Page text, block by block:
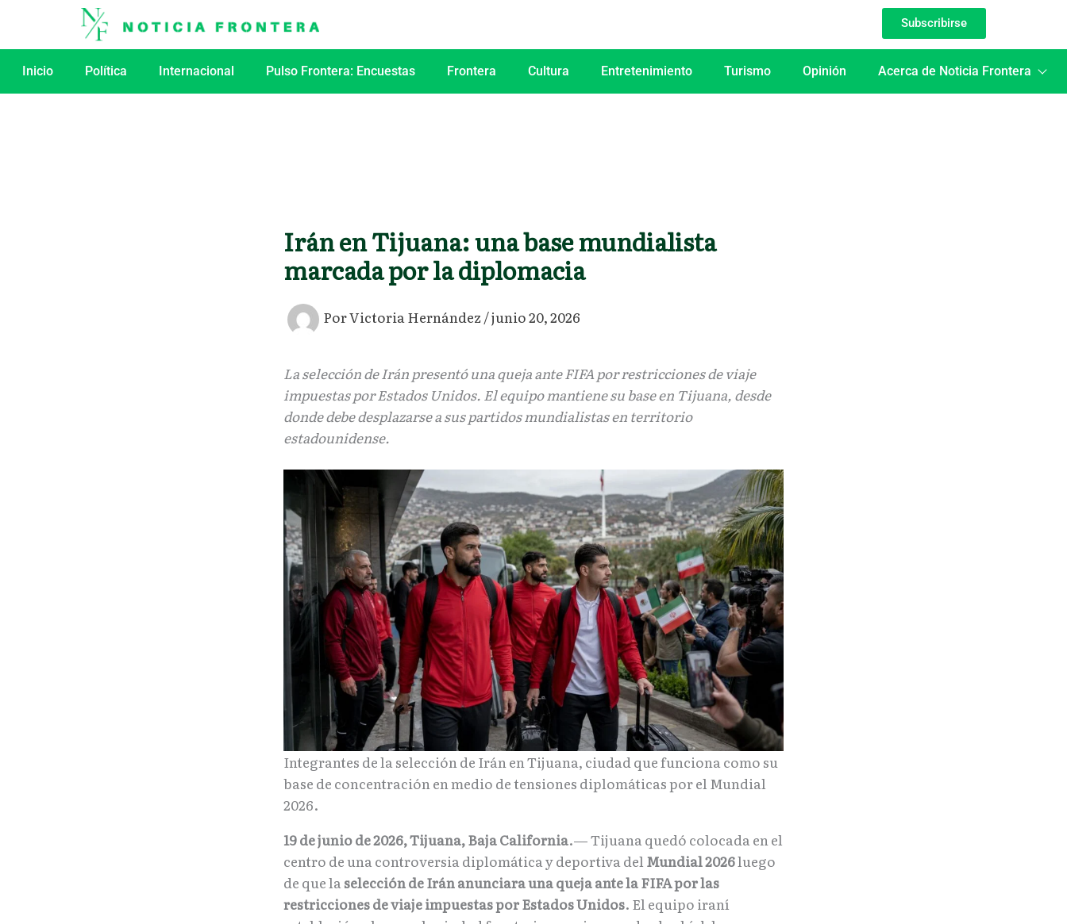
contenido
Subscribirse
Inicio Política Internacional Pulso Frontera: Encuestas Frontera Cultura Entretenimiento Turismo Opinión Acerca de Noticia Frontera
Irán en Tijuana: una base mundialista
marcada por la diplomacia
PorVictoria Hernández/junio 20, 2026
La selección de Irán presentó una queja ante FIFA por restricciones de viaje
impuestas por Estados Unidos. El equipo mantiene su base en Tijuana, desde
donde debe desplazarse a sus partidos mundialistas en territorio
estadounidense.
Integrantes de la selección de Irán en Tijuana, ciudad que funciona como su
base de concentración en medio de tensiones diplomáticas por el Mundial
2026.
19 de junio de 2026, Tijuana, Baja California.— Tijuana quedó colocada en el
centro de una controversia diplomática y deportiva del Mundial 2026luego
de que la selección de Irán anunciara una queja ante la FIFA por las
restricciones de viaje impuestas por Estados Unidos. El equipo iraní